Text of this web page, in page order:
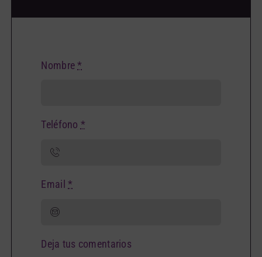
Nombre*
Teléfono *
Email*
Deja tus comentarios